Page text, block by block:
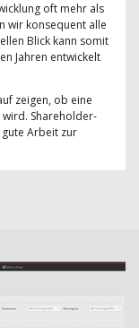
oft mehr als
wir konsequent alle
Blick kann somit
Jahren entwickelt
zeigen, ob eine
Shareholder-
Arbeit zur